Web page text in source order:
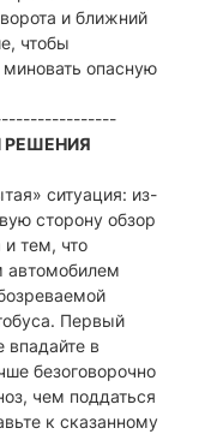
и ближний
чтобы
миновать опасную
РЕШЕНИЯ
ситуация: из-
сторону обзор
и тем, что
автомобилем
Первый
впадайте в
безоговорочно
чем поддаться
к сказанному